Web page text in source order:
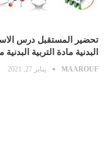
تحضير المستقبل درس
البدنية مادة التربية
MAAROUF يناير 27, 2021